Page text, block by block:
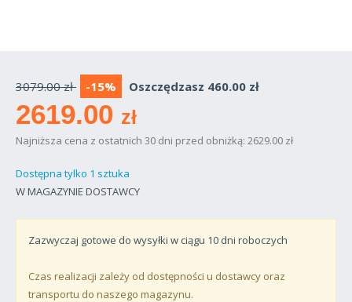
3079.00 zł -15% Oszczędzasz 460.00 zł
2619.00 zł
Najniższa cena z ostatnich 30 dni przed obniżką: 2629.00 zł
Dostępna tylko 1 sztuka
W MAGAZYNIE DOSTAWCY
Zazwyczaj gotowe do wysyłki w ciągu 10 dni roboczych
Czas realizacji zależy od dostępności u dostawcy oraz
transportu do naszego magazynu.